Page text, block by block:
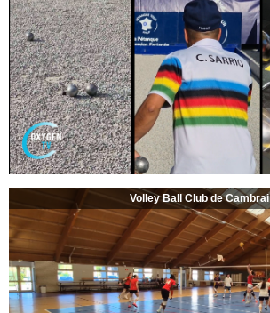
Volley Ball Club de Cambrai